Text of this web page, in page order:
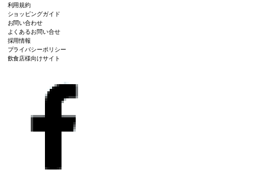
利用規約
ショッピングガイド
お問い合わせ
よくあるお問い合せ
採用情報
プライバシーポリシー
飲食店様向けサイト